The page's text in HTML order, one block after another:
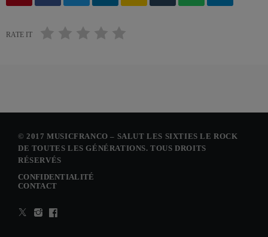
RATE IT
© 2017 MUSICFRANCO – SALUT LES SIXTIES LE ROCK
DE TOUTES LES GÉNÉRATIONS. TOUS DROITS
RÉSERVÉS
CONFIDENTIALITÉ
CONTACT